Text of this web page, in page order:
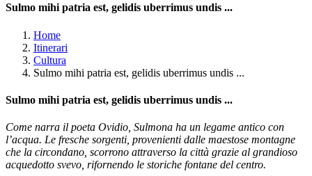
Sulmo mihi patria est, gelidis uberrimus undis ...
Home
Itinerari
Cultura
Sulmo mihi patria est, gelidis uberrimus undis ...
Sulmo mihi patria est, gelidis uberrimus undis ...
Come narra il poeta Ovidio, Sulmona ha un legame antico con
l’acqua. Le fresche sorgenti, provenienti dalle maestose montagne
che la circondano, scorrono attraverso la città grazie al grandioso
acquedotto svevo, rifornendo le storiche fontane del centro.